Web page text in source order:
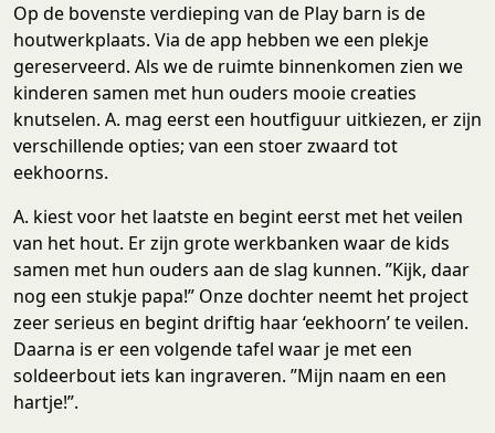
Op de bovenste verdieping van de Play barn is de
houtwerkplaats. Via de app hebben we een plekje
gereserveerd. Als we de ruimte binnenkomen zien we
kinderen samen met hun ouders mooie creaties
knutselen. A. mag eerst een houtfiguur uitkiezen, er zijn
verschillende opties; van een stoer zwaard tot
eekhoorns.
A. kiest voor het laatste en begint eerst met het veilen
van het hout. Er zijn grote werkbanken waar de kids
samen met hun ouders aan de slag kunnen. ”Kijk, daar
nog een stukje papa!” Onze dochter neemt het project
zeer serieus en begint driftig haar ‘eekhoorn’ te veilen.
Daarna is er een volgende tafel waar je met een
soldeerbout iets kan ingraveren. ”Mijn naam en een
hartje!”.